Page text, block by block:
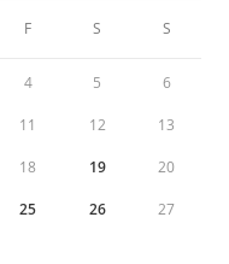
F S S
4 5 6
11 12 13
18 19 20
25 26 27